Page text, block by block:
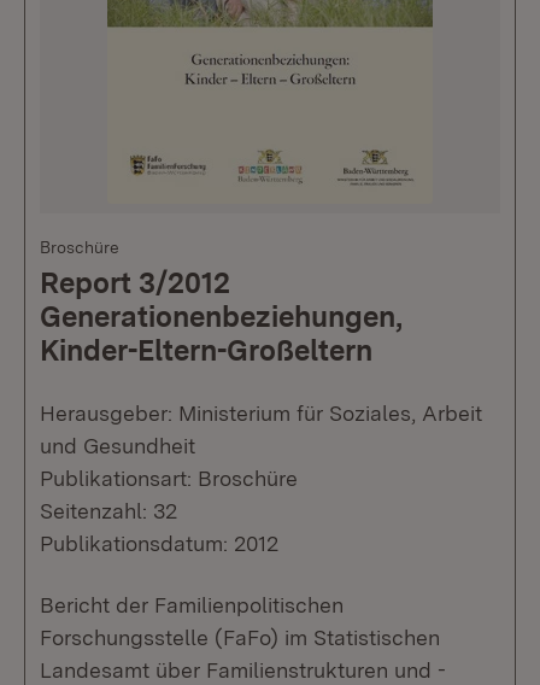
Broschüre
Report 3/2012
Generationenbeziehungen,
Kinder-Eltern-Großeltern
Herausgeber: Ministerium für Soziales, Arbeit
und Gesundheit
Publikationsart: Broschüre
Seitenzahl: 32
Publikationsdatum: 2012
Bericht der Familienpolitischen
Forschungsstelle (FaFo) im Statistischen
Landesamt über Familienstrukturen und -